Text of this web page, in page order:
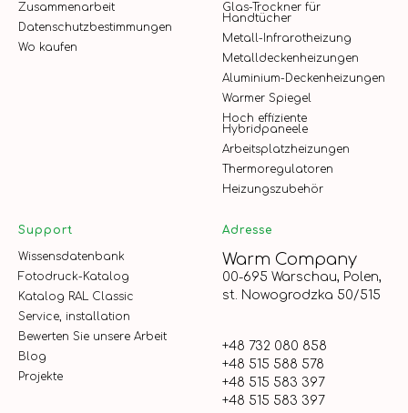
Zusammenarbeit
Datenschutzbestimmungen
Wo kaufen
Glas-Trockner für
Handtücher
Metall-Infrarotheizung
Metalldeckenheizungen
Aluminium-Deckenheizungen
Warmer Spiegel
Hoch effiziente
Hybridpaneele
Arbeitsplatzheizungen
Thermoregulatoren
Heizungszubehör
Support
Wissensdatenbank
Fotodruck-Katalog
Katalog RAL Classic
Service, installation
Bewerten Sie unsere Arbeit
Blog
Projekte
Adresse
Warm Company
00-695 Warschau, Polen,
st. Nowogrodzka 50/515
+48 732 080 858
+48 515 588 578
+48 515 583 397
+48 515 583 397